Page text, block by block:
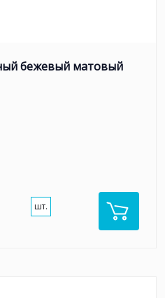
бежевый матовый
шт.